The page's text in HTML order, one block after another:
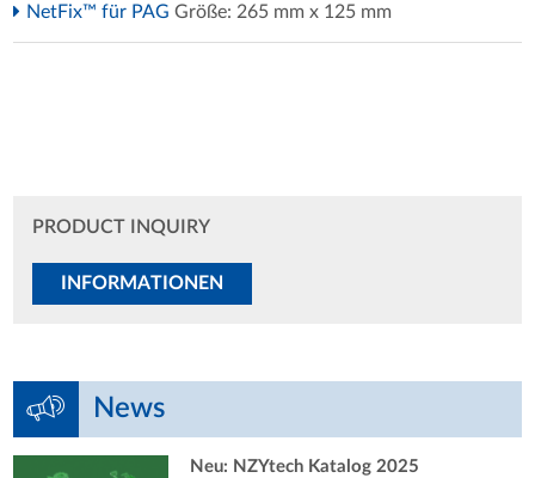
NetFix™ für PAG Größe: 265 mm x 125 mm
PRODUCT INQUIRY
INFORMATIONEN
News
Neu: NZYtech Katalog 2025